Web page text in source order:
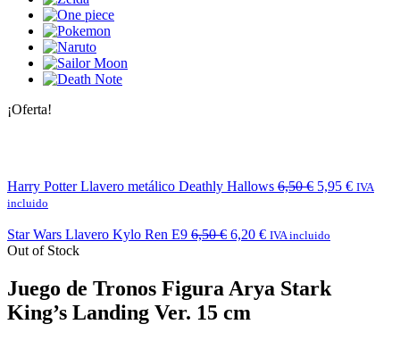
¡Oferta!
Harry Potter Llavero metálico Deathly Hallows 6,50€ 5,95 € IVA
incluido
Star Wars Llavero Kylo Ren E9 6,50€ 6,20 € IVA incluido
Out of Stock
Juego de Tronos Figura Arya Stark
King’s Landing Ver. 15 cm